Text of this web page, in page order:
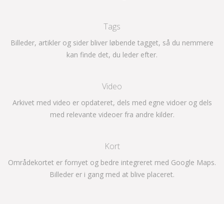
Tags
Billeder, artikler og sider bliver løbende tagget, så du nemmere
kan finde det, du leder efter.
Video
Arkivet med video er opdateret, dels med egne vidoer og dels
med relevante videoer fra andre kilder.
Kort
Områdekortet er fornyet og bedre integreret med Google Maps.
Billeder er i gang med at blive placeret.